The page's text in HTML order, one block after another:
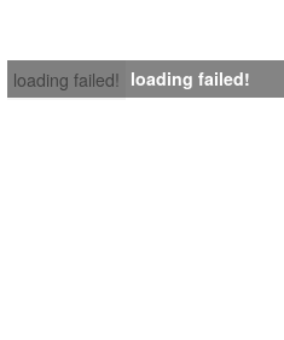
loading failed! loading failed!